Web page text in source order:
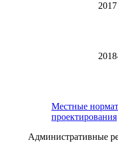
2017
Местные
проектирования
Административные